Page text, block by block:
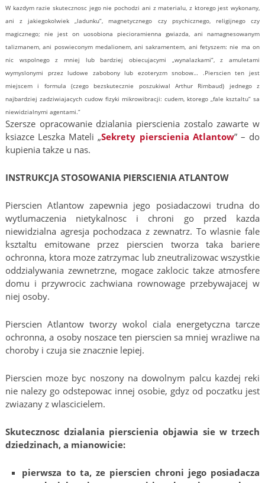
W kazdym razie skutecznosc jego nie pochodzi ani z materialu, z ktorego jest wykonany,
ani z jakiegokolwiek „ladunku”, magnetycznego czy psychicznego, religijnego czy
magicznego; nie jest on uosobiona piecioramienna gwiazda, ani namagnesowanym
talizmanem, ani poswieconym medalionem, ani sakramentem, ani fetyszem: nie ma on
nic wspolnego z mniej lub bardziej obiecujacymi „wynalazkami”, z amuletami
wymyslonymi przez ludowe zabobony lub ezoteryzm snobow… .Pierscien ten jest
miejscem i formula (czego bezskutecznie poszukiwal Arthur Rimbaud) jednego z
najbardziej zadziwiajacych cudow fizyki mikrowibracji: cudem, ktorego „fale ksztaltu” sa
niewidzialnymi agentami.”
Szersze opracowanie dzialania pierscienia zostalo zawarte w
ksiazce Leszka Mateli „Sekrety pierscienia Atlantow” – do
kupienia takze u nas.
INSTRUKCJA STOSOWANIA PIERSCIENIA ATLANTOW
Pierscien Atlantow zapewnia jego posiadaczowi trudna do
wytlumaczenia nietykalnosc i chroni go przed kazda
niewidzialna agresja pochodzaca z zewnatrz. To wlasnie fale
ksztaltu emitowane przez pierscien tworza taka bariere
ochronna, ktora moze zatrzymac lub zneutralizowac wszystkie
oddzialywania zewnetrzne, mogace zaklocic takze atmosfere
domu i przywrocic zachwiana rownowage przebywajacej w
niej osoby.
Pierscien Atlantow tworzy wokol ciala energetyczna tarcze
ochronna, a osoby noszace ten pierscien sa mniej wrazliwe na
choroby i czuja sie znacznie lepiej.
Pierscien moze byc noszony na dowolnym palcu kazdej reki
nie nalezy go odstepowac innej osobie, gdyz od poczatku jest
zwiazany z wlascicielem.
Skutecznosc dzialania pierscienia objawia sie w trzech
dziedzinach, a mianowicie:
pierwsza to ta, ze pierscien chroni jego posiadacza